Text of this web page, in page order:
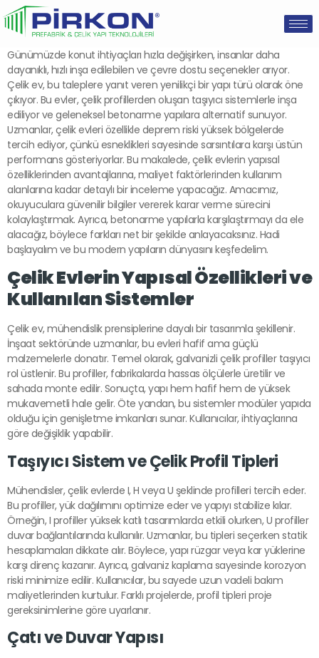
Günümüzde konut ihtiyaçları hızla değişirken, insanlar daha
dayanıklı, hızlı inşa edilebilen ve çevre dostu seçenekler arıyor.
Çelik ev, bu taleplere yanıt veren yenilikçi bir yapı türü olarak öne
çıkıyor. Bu evler, çelik profillerden oluşan taşıyıcı sistemlerle inşa
ediliyor ve geleneksel betonarme yapılara alternatif sunuyor.
Uzmanlar, çelik evleri özellikle deprem riski yüksek bölgelerde
tercih ediyor, çünkü esneklikleri sayesinde sarsıntılara karşı üstün
performans gösteriyorlar. Bu makalede, çelik evlerin yapısal
özelliklerinden avantajlarına, maliyet faktörlerinden kullanım
alanlarına kadar detaylı bir inceleme yapacağız. Amacımız,
okuyuculara güvenilir bilgiler vererek karar verme sürecini
kolaylaştırmak. Ayrıca, betonarme yapılarla karşılaştırmayı da ele
alacağız, böylece farkları net bir şekilde anlayacaksınız. Hadi
başlayalım ve bu modern yapıların dünyasını keşfedelim.
Çelik Evlerin Yapısal Özellikleri ve
Kullanılan Sistemler
Çelik ev, mühendislik prensiplerine dayalı bir tasarımla şekillenir.
İnşaat sektöründe uzmanlar, bu evleri hafif ama güçlü
malzemelerle donatır. Temel olarak, galvanizli çelik profiller taşıyıcı
rol üstlenir. Bu profiller, fabrikalarda hassas ölçülerle üretilir ve
sahada monte edilir. Sonuçta, yapı hem hafif hem de yüksek
mukavemetli hale gelir. Öte yandan, bu sistemler modüler yapıda
olduğu için genişletme imkanları sunar. Kullanıcılar, ihtiyaçlarına
göre değişiklik yapabilir.
Taşıyıcı Sistem ve Çelik Profil Tipleri
Mühendisler, çelik evlerde I, H veya U şeklinde profilleri tercih eder.
Bu profiller, yük dağılımını optimize eder ve yapıyı stabilize kılar.
Örneğin, I profiller yüksek katlı tasarımlarda etkili olurken, U profiller
duvar bağlantılarında kullanılır. Uzmanlar, bu tipleri seçerken statik
hesaplamaları dikkate alır. Böylece, yapı rüzgar veya kar yüklerine
karşı direnç kazanır. Ayrıca, galvaniz kaplama sayesinde korozyon
riski minimize edilir. Kullanıcılar, bu sayede uzun vadeli bakım
maliyetlerinden kurtulur. Farklı projelerde, profil tipleri proje
gereksinimlerine göre uyarlanır.
Çatı ve Duvar Yapısı